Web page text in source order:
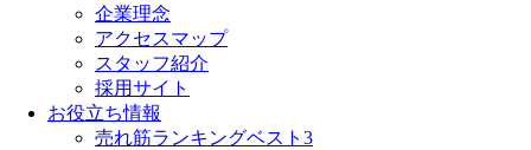
企業理念
アクセスマップ
スタッフ紹介
採用サイト
お役立ち情報
売れ筋ランキングベスト3